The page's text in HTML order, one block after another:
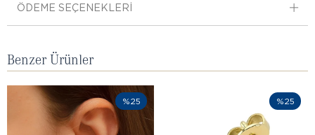
ÖDEME SEÇENEKLERI
Benzer Ürünler
%25 %25